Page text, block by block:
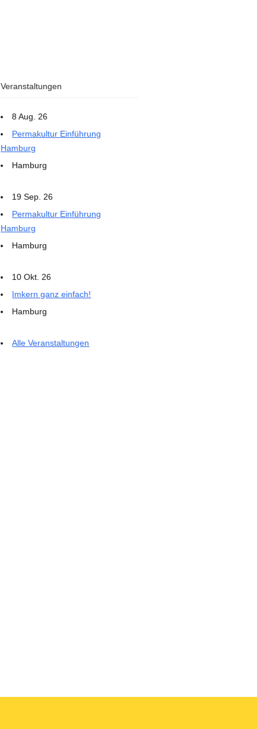
Veranstaltungen
8 Aug. 26
Permakultur Einführung
Hamburg
Hamburg
19 Sep. 26
Permakultur Einführung
Hamburg
Hamburg
10 Okt. 26
Imkern ganz einfach!
Hamburg
Alle Veranstaltungen